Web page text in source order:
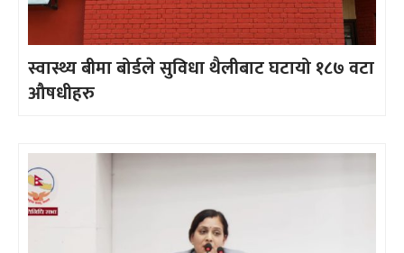
स्वास्थ्य बीमा बोर्डले सुविधा थैलीबाट घटायो १८७ वटा
औषधीहरु